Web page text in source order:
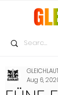
Aug 6,